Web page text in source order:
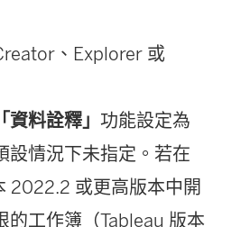
、Explorer 或
資料詮釋」 功能設定為
設情況下未指定。若在
2022.2 或更高版本中開
的工作簿（Tableau 版本